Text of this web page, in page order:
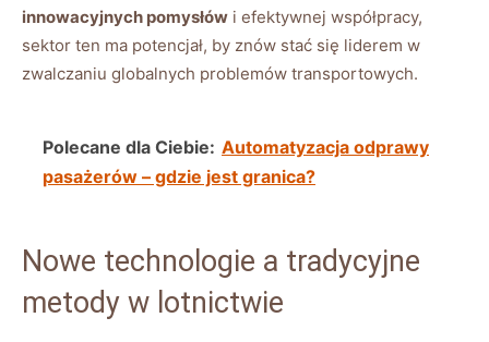
innowacyjnych pomysłów i efektywnej współpracy,
sektor ten ma potencjał, by znów stać się liderem w
zwalczaniu globalnych problemów transportowych.
Polecane dla Ciebie: Automatyzacja odprawy
pasażerów – gdzie jest granica?
Nowe technologie a tradycyjne
metody w lotnictwie